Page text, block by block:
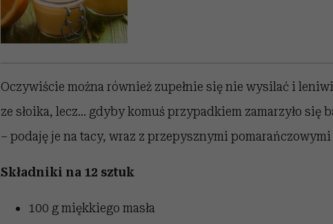
Oczywiście można również zupełnie się nie wysilać i
ze słoika, lecz… gdyby komuś przypadkiem zamarzyło się
– podaję je na tacy, wraz z przepysznymi
Składniki na 12 sztuk
100 gmiękkiego masła